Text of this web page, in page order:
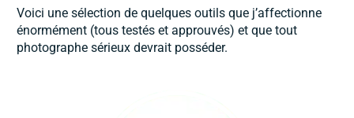
Voici une sélection de quelques outils que j’affectionne
énormément (tous testés et approuvés) et que tout
photographe sérieux devrait posséder.